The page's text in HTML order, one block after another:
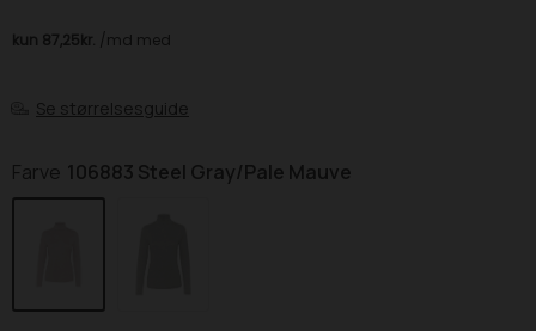
Se størrelsesguide
Farve 106883 Steel Gray/Pale Mauve